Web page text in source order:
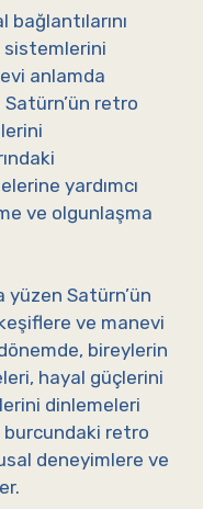
sistemlerini
anlamda
retro
yardımcı
ve olgunlaşma
yüzen Satürn’ün
ve manevi
bireylerin
hayal güçlerini
dinlemeleri
burcundaki retro
deneyimlere ve